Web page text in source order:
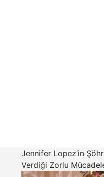
Jennifer Lopez’in
Verdiği Zorlu